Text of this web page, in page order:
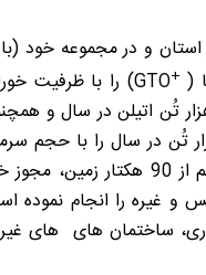
و در مجموعه خود (با
(
(GTO+
دستور کار خود قرارداده است و در این راستا
تاسیس و غیره را انجام
ساختمان های های